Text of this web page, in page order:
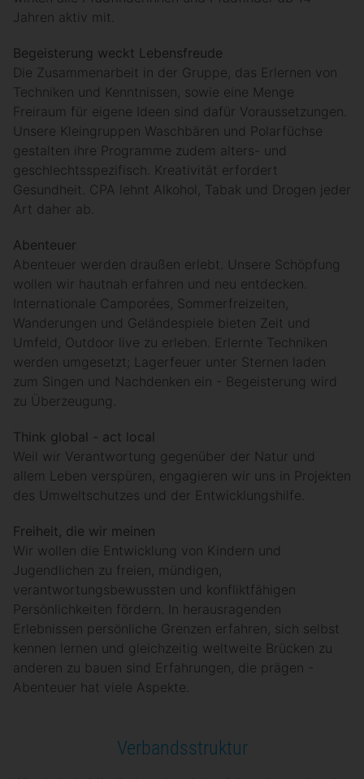
Jahren aktiv mit.
Begeisterung weckt Lebensfreude
Die Zusammenarbeit in der Gruppe, das Erlernen von
Techniken und Kenntnissen, sowie eine Menge
Freiraum für eigene Ideen sind dafür Voraussetzungen.
Unsere Kleingruppen Waschbären und Polarfüchse
gestalten ihre Programme zudem alters- und
geschlechtsspezifisch. Kreativität erfordert
Gesundheit. CPA lehnt Alkohol, Tabak und Drogen jeder
Art daher ab.
Abenteuer
Abenteuer werden draußen erlebt. Unsere Schöpfung
wollen wir hautnah erfahren und neu entdecken.
Internationale Camporées, Sommerfreizeiten,
Wanderungen und Geländespiele bieten Zeit und
Umfeld, Outdoor live zu erleben. Erlernte Techniken
werden umgesetzt; Lagerfeuer unter Sternen laden
zum Singen und Nachdenken ein - Begeisterung wird
zu Überzeugung.
Think global - act local
Weil wir Verantwortung gegenüber der Natur und
allem Leben verspüren, engagieren wir uns in Projekten
des Umweltschutzes und der Entwicklungshilfe.
Freiheit, die wir meinen
Wir wollen die Entwicklung von Kindern und
Jugendlichen zu freien, mündigen,
verantwortungsbewussten und konfliktfähigen
Persönlichkeiten fördern. In herausragenden
Erlebnissen persönliche Grenzen erfahren, sich selbst
kennen lernen und gleichzeitig weltweite Brücken zu
anderen zu bauen sind Erfahrungen, die prägen -
Abenteuer hat viele Aspekte.
Verbandsstruktur